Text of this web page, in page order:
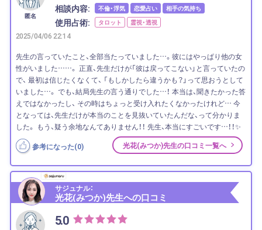
匿名
相談内容: 不倫・浮気 恋愛占い 相手の気持ち
使用占術: タロット 霊視・透視
2025/04/06 22:14
先生の言っていたこと、全部当たっていました…。彼にはやっぱり他の女
性がいました……。 正直、先生だけが「彼は戻ってこない」と言っていたの
で、 最初は信じたくなくて、 「もしかしたら違うかも？」って思おうとして
いました…。 でも、結局先生の言う通りでした…！ 本当は、聞きたかった答
えではなかったし、 その時はちょっと受け入れたくなかったけれど… 今
となっては、先生だけが本当のことを見抜いていたんだな、って分かりま
した。 もう、疑う余地なんてありません！！ 先生、本当にすごいです…！！✨
参考になった(0) 光花(みつか)先生の口コミ一覧へ
サジュナル：
光花(みつか)先生への口コミ
5.0